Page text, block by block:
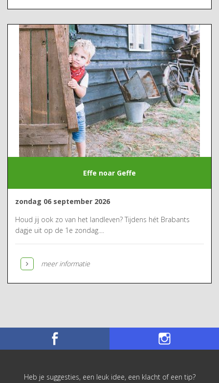
Effe noar Geffe
zondag 06 september 2026
Houd jij ook zo van het landleven? Tijdens hét Brabants
dagje uit op de 1e zondag....
meer informatie
Heb je suggesties, een leuk idee, een klacht of een tip?